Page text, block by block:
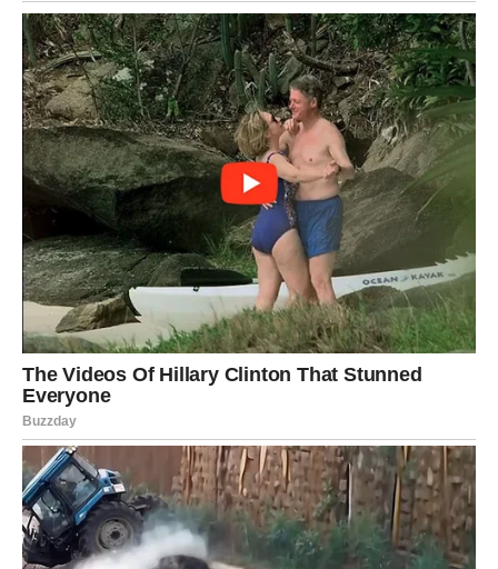
Bogato hranljivim materijama: azot, fosfor, kalijum
Bezbedno za većinu biljaka: zahvaljujući neutralnom
pH
Postepeno oslobađanje nutrijenata
Jednostavna priprema i upotreba
Idealno za paradajz, luk, beli luk, papriku, krastavce,
cveće.
Kompletan video pogledajte na youtube :
https://youtu.be/88MptghmZ6c
PREUZMITE BESPLATNO!